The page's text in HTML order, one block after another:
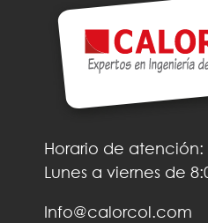
Horario de atención:
Lunes a viernes de
Info@calorcol.com